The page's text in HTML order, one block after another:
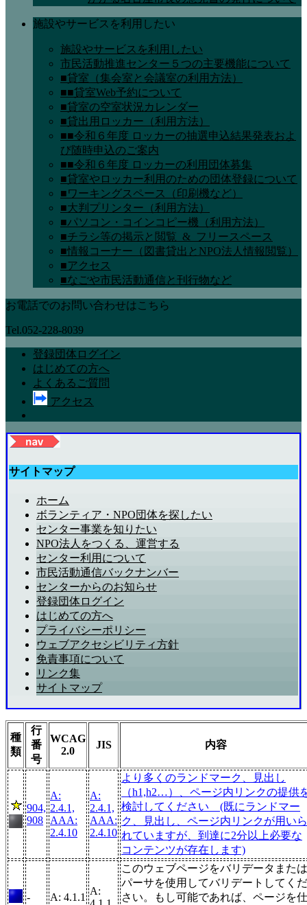
施設やサービスを利用したい
施設やサービスを利用したい
市民活動推進センター５つの主要機能について
■貸室（集会室と会議室の利用方法）
■■貸室Web予約について
■貸室の空室状況カレンダー
■貸出用ロッカー（利用方法）
■■令和６年度 ロッカーの抽選申込結果発表およ
び随時申込のご案内
■■令和６年度 ロッカーの利用団体募集
■貸室やロッカー利用のための団体登録について
■ワーキングスペース（印刷機など）
■大判プリンター（利用方法）
■パソコン・コインコピー機（利用方法）
■チラシ等の掲示と閲覧_&_フリースペース
■情報コーナー（図書貸出とNPO法人情報閲覧）
■アクセス
■なごや市民活動通信と刊行物など
お電話でのお問い合わせはこちら
Tel.052-228-8039
登録団体ログイン
はじめての方へ
よくあるご質問
アクセス
サイトマップ
ホーム
ボランティア・NPO団体を探したい
センター事業を知りたい
NPO法人をつくる、運営する
センター利用について
市民活動通信バックナンバー
センターからのお知らせ
登録団体ログイン
はじめての方へ
プライバシーポリシー
ウェブアクセシビリティ方針
免責事項について
リンク集
サイトマップ
種
類
行
番
号
WCAG
2.0
JIS 内容
904,
908
A:
2.4.1,
AAA:
2.4.10
A:
2.4.1,
AAA:
2.4.10
より多くのランドマーク、見出し
（h1,h2…）、ページ内リンクの提供
検討してください (既にランドマー
ク、見出し、ページ内リンクが用いら
れていますが、到達に2分以上必要な
コンテンツが存在します)
- A: 4.1.1
A:
このウェブページをバリデータまたは
パーサを使用してバリデートしてくだ
さい。もし可能であれば、ページを仕